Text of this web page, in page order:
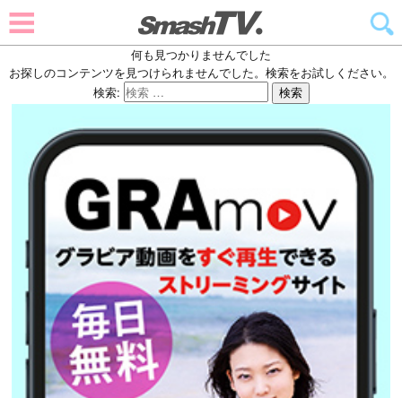
何も見つかりませんでした
お探しのコンテンツを見つけられませんでした。検索をお試しください。
検索:
検索